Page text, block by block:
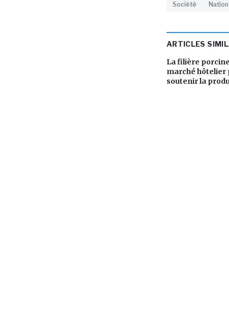
Société
ARTICLES
La filière
marché hôtelier
soutenir la